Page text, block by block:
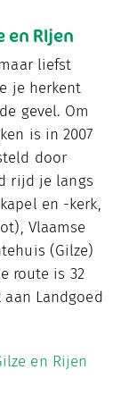
RIjen
liefst
je herkent
gevel. Om
is in 2007
door
rijd je langs
en -kerk,
Vlaamse
(Gilze)
route is 32
Landgoed
en Rijen